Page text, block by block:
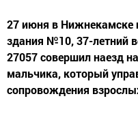
27 июня в Нижнекамске
здания №10, 37-летний
27057 совершил наезд
мальчика, который
сопровождения